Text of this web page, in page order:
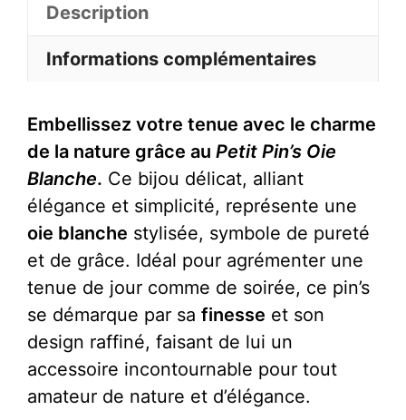
Oie
Blanche
Description
Informations complémentaires
Embellissez votre tenue avec le charme
de la nature grâce au Petit Pin’s Oie
Blanche. Ce bijou délicat, alliant
élégance et simplicité, représente une
oie blanche stylisée, symbole de pureté
et de grâce. Idéal pour agrémenter une
tenue de jour comme de soirée, ce pin’s
se démarque par sa finesse et son
design raffiné, faisant de lui un
accessoire incontournable pour tout
amateur de nature et d’élégance.